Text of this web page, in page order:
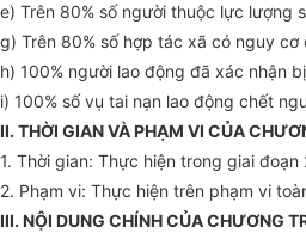
e) Trên 80% số người thuộc lực lượng
g) Trên 80% số hợp tác xã có nguy
h) 100% người lao động đã xác nhận
i) 100% số vụ tai nạn lao động chết
II. THỜI GIAN VÀ PHẠM VI CỦA
1. Thời gian: Thực hiện trong giai đoạn
2. Phạm vi: Thực hiện trên phạm vi
III. NỘI DUNG CHÍNH CỦA CHƯƠNG